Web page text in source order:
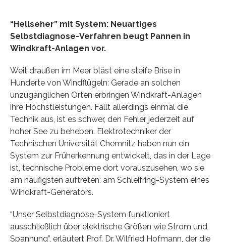
“Hellseher” mit System: Neuartiges
Selbstdiagnose-Verfahren beugt Pannen in
Windkraft-Anlagen vor.
Weit draußen im Meer bläst eine steife Brise in
Hunderte von Windflügeln: Gerade an solchen
unzugänglichen Orten erbringen Windkraft-Anlagen
ihre Höchstleistungen. Fällt allerdings einmal die
Technik aus, ist es schwer, den Fehler jederzeit auf
hoher See zu beheben. Elektrotechniker der
Technischen Universität Chemnitz haben nun ein
System zur Früherkennung entwickelt, das in der Lage
ist, technische Probleme dort vorauszusehen, wo sie
am häufigsten auftreten: am Schleifring-System eines
Windkraft-Generators.
“Unser Selbstdiagnose-System funktioniert
ausschließlich über elektrische Größen wie Strom und
Spannung”, erläutert Prof. Dr. Wilfried Hofmann, der die